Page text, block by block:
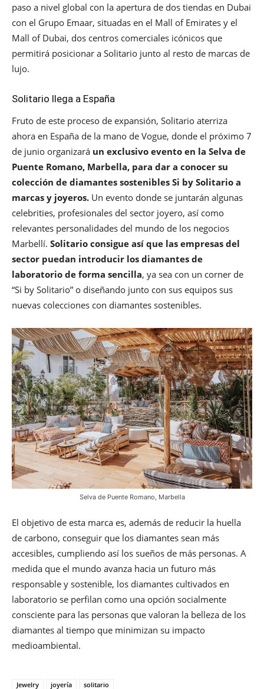
paso a nivel global con la apertura de dos tiendas en Dubai
con el Grupo Emaar, situadas en el Mall of Emirates y el
Mall of Dubai, dos centros comerciales icónicos que
permitirá posicionar a Solitario junto al resto de marcas de
lujo.
Solitario llega a España
Fruto de este proceso de expansión, Solitario aterriza
ahora en España de la mano de Vogue, donde el próximo 7
de junio organizará un exclusivo evento en la Selva de
Puente Romano, Marbella, para dar a conocer su
colección de diamantes sostenibles Si by Solitario a
marcas y joyeros. Un evento donde se juntarán algunas
celebrities, profesionales del sector joyero, así como
relevantes personalidades del mundo de los negocios
Marbellí. Solitario consigue así que las empresas del
sector puedan introducir los diamantes de
laboratorio de forma sencilla, ya sea con un corner de
“Si by Solitario” o diseñando junto con sus equipos sus
nuevas colecciones con diamantes sostenibles.
Selva de Puente Romano, Marbella
El objetivo de esta marca es, además de reducir la huella
de carbono, conseguir que los diamantes sean más
accesibles, cumpliendo así los sueños de más personas. A
medida que el mundo avanza hacia un futuro más
responsable y sostenible, los diamantes cultivados en
laboratorio se perfilan como una opción socialmente
consciente para las personas que valoran la belleza de los
diamantes al tiempo que minimizan su impacto
medioambiental.
Jewelry joyería solitario